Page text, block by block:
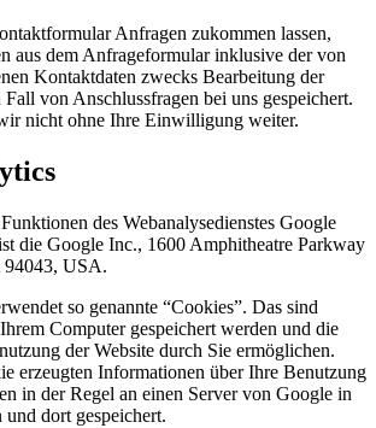
Anfragen zukommen lassen,
aus dem Anfrageformular inklusive der von
Kontaktdaten zwecks Bearbeitung der
von Anschlussfragen bei uns gespeichert.
nicht ohne Ihre Einwilligung weiter.
des Webanalysedienstes Google
die Google Inc., 1600 Amphitheatre Parkway
USA.
so genannte “Cookies”. Das sind
Computer gespeichert werden und die
der Website durch Sie ermöglichen.
erzeugten Informationen über Ihre Benutzung
in der Regel an einen Server von Google in
dort gespeichert.